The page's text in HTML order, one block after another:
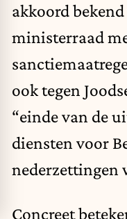
akkoord
ministerraad
ook tegen
“einde van de
diensten voor
nederzettingen
Concreet